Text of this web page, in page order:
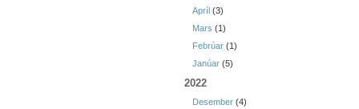
Apríl (3)
Mars (1)
Febrúar (1)
Janúar (5)
2022
Desember (4)